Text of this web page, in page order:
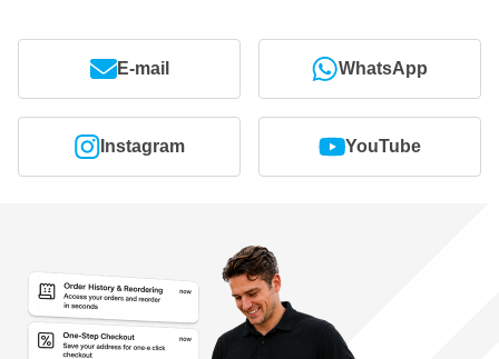
E-mail WhatsApp
Instagram YouTube